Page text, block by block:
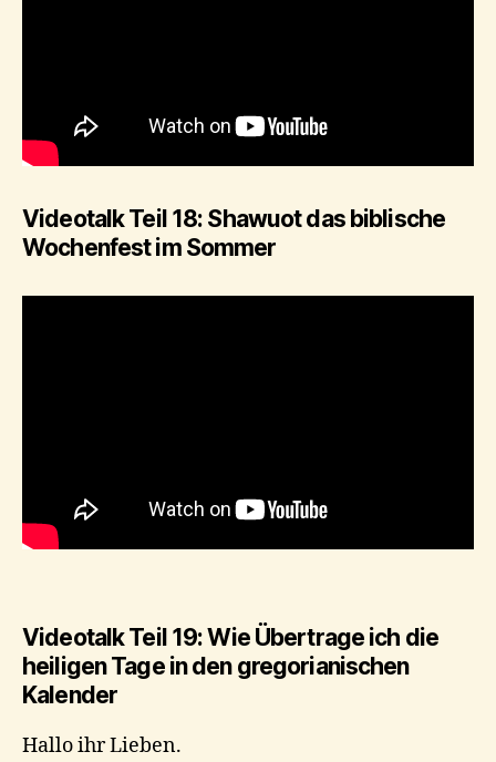
Videotalk Teil 18: Shawuot das biblische
Wochenfest im Sommer
Videotalk Teil 19: Wie Übertrage ich die
heiligen Tage in den gregorianischen
Kalender
Hallo ihr Lieben.